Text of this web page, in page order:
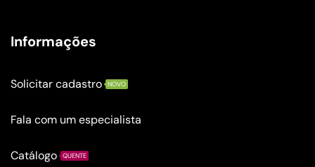
Informações
Solicitar cadastro NOVO
Fala com um especialista
Catálogo QUENTE